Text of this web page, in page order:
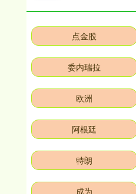
点金股
委内瑞拉
欧洲
阿根廷
特朗
成为